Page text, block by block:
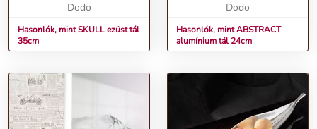
Dodo
Hasonlók, mint SKULL ezüst tál
35cm
Dodo
Hasonlók, mint ABSTRACT
alumínium tál 24cm